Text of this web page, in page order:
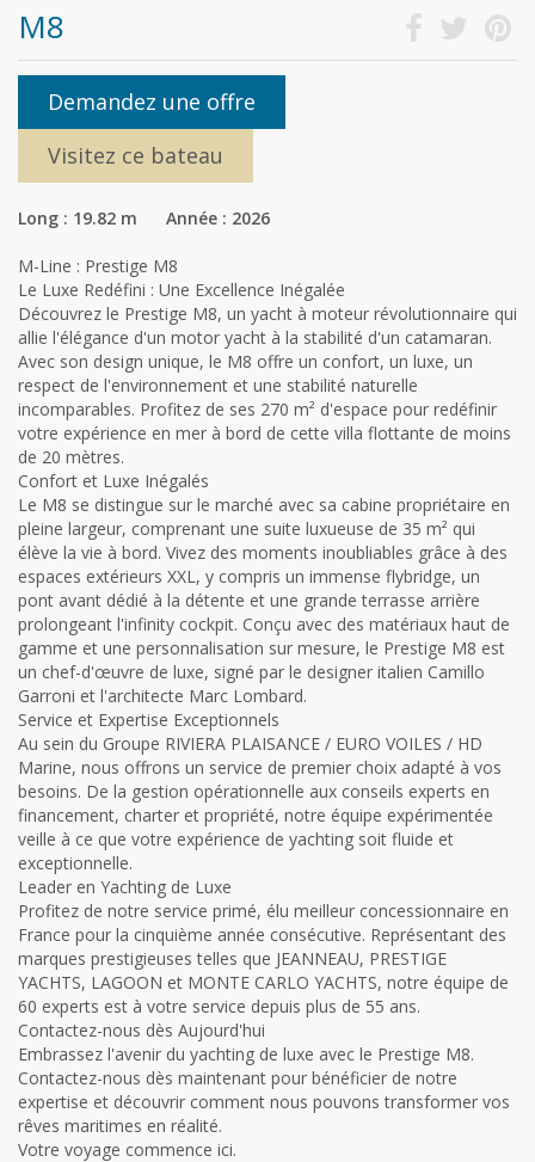
M8
Demandez une offre
Visitez ce bateau
Long : 19.82 m Année : 2026
M-Line : Prestige M8
Le Luxe Redéfini : Une Excellence Inégalée
Découvrez le Prestige M8, un yacht à moteur révolutionnaire qui
allie l'élégance d'un motor yacht à la stabilité d'un catamaran.
Avec son design unique, le M8 offre un confort, un luxe, un
respect de l'environnement et une stabilité naturelle
incomparables. Profitez de ses 270 m² d'espace pour redéfinir
votre expérience en mer à bord de cette villa flottante de moins
de 20 mètres.
Confort et Luxe Inégalés
Le M8 se distingue sur le marché avec sa cabine propriétaire en
pleine largeur, comprenant une suite luxueuse de 35 m² qui
élève la vie à bord. Vivez des moments inoubliables grâce à des
espaces extérieurs XXL, y compris un immense flybridge, un
pont avant dédié à la détente et une grande terrasse arrière
prolongeant l'infinity cockpit. Conçu avec des matériaux haut de
gamme et une personnalisation sur mesure, le Prestige M8 est
un chef-d'œuvre de luxe, signé par le designer italien Camillo
Garroni et l'architecte Marc Lombard.
Service et Expertise Exceptionnels
Au sein du Groupe RIVIERA PLAISANCE / EURO VOILES / HD
Marine, nous offrons un service de premier choix adapté à vos
besoins. De la gestion opérationnelle aux conseils experts en
financement, charter et propriété, notre équipe expérimentée
veille à ce que votre expérience de yachting soit fluide et
exceptionnelle.
Leader en Yachting de Luxe
Profitez de notre service primé, élu meilleur concessionnaire en
France pour la cinquième année consécutive. Représentant des
marques prestigieuses telles que JEANNEAU, PRESTIGE
YACHTS, LAGOON et MONTE CARLO YACHTS, notre équipe de
60 experts est à votre service depuis plus de 55 ans.
Contactez-nous dès Aujourd'hui
Embrassez l'avenir du yachting de luxe avec le Prestige M8.
Contactez-nous dès maintenant pour bénéficier de notre
expertise et découvrir comment nous pouvons transformer vos
rêves maritimes en réalité.
Votre voyage commence ici.